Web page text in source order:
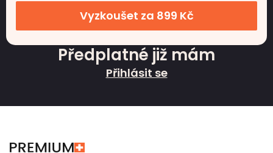
Vyzkoušet za 899 Kč
Předplatné již mám
Přihlásit se